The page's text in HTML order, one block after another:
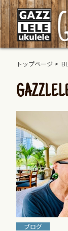
トップページ >
ブログ